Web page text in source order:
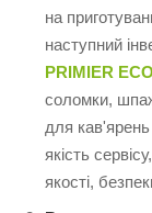
на
наступний
PRIMIER
соломки,
для
якість
якості,